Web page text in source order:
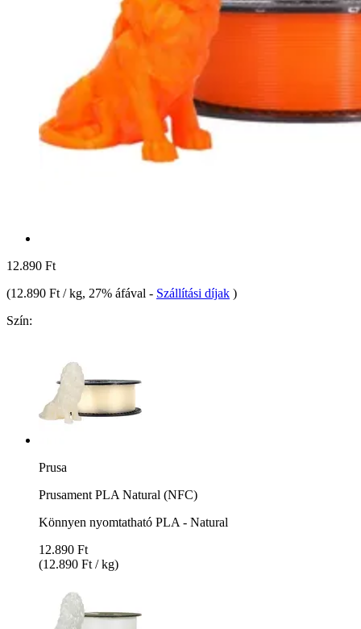
12.890 Ft
(12.890 Ft / kg, 27% áfával - Szállítási díjak )
Szín:
Prusa
Prusament PLA Natural (NFC)
Könnyen nyomtatható PLA - Natural
12.890 Ft
(12.890 Ft / kg)